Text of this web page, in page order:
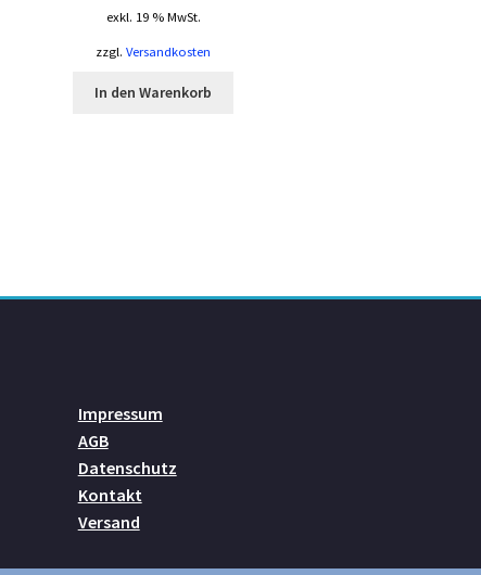
exkl. 19 % MwSt.
zzgl.Versandkosten
In den Warenkorb
Impressum
AGB
Datenschutz
Kontakt
Versand